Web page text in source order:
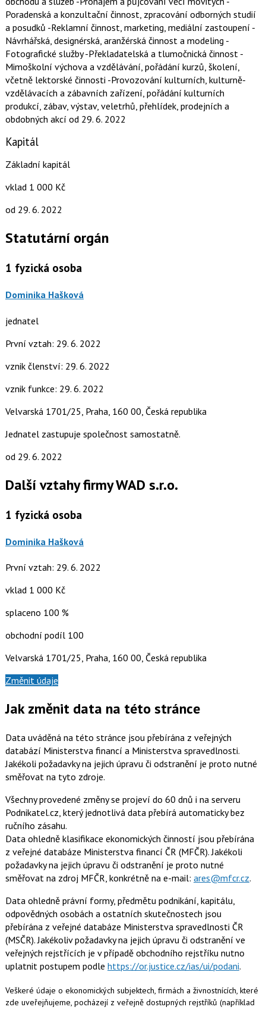
Poradenská a konzultační činnost, zpracování odborných studií
a posudků -Reklamní činnost, marketing, mediální zastoupení -
Návrhářská, designérská, aranžérská činnost a modeling -
Fotografické služby -Překladatelská a tlumočnická činnost -
Mimoškolní výchova a vzdělávání, pořádání kurzů, školení,
včetně lektorské činnosti -Provozování kulturních, kulturně-
vzdělávacích a zábavních zařízení, pořádání kulturních
produkcí, zábav, výstav, veletrhů, přehlídek, prodejních a
obdobných akcí od 29. 6. 2022
Kapitál
Základní kapitál
vklad 1 000 Kč
od 29. 6. 2022
Statutární orgán
1 fyzická osoba
Dominika Hašková
jednatel
První vztah: 29. 6. 2022
vznik členství: 29. 6. 2022
vznik funkce: 29. 6. 2022
Velvarská 1701/25, Praha, 160 00, Česká republika
Jednatel zastupuje společnost samostatně.
od 29. 6. 2022
Další vztahy firmy WAD s.r.o.
1 fyzická osoba
Dominika Hašková
První vztah: 29. 6. 2022
vklad 1 000 Kč
splaceno 100 %
obchodní podíl 100
Velvarská 1701/25, Praha, 160 00, Česká republika
Změnit údaje
Jak změnit data na této stránce
Data uváděná na této stránce jsou přebírána z veřejných
databází Ministerstva financí a Ministerstva spravedlnosti.
Jakékoli požadavky na jejich úpravu či odstranění je proto nutné
směřovat na tyto zdroje.
Všechny provedené změny se projeví do 60 dnů i na serveru
Podnikatel.cz, který jednotlivá data přebírá automaticky bez
ručního zásahu.
Data ohledně klasifikace ekonomických činností jsou přebírána
z veřejné databáze Ministerstva financí ČR (MFČR). Jakékoli
požadavky na jejich úpravu či odstranění je proto nutné
směřovat na zdroj MFČR, konkrétně na e-mail: ares@mfcr.cz.
Data ohledně právní formy, předmětu podnikání, kapitálu,
odpovědných osobách a ostatních skutečnostech jsou
přebírána z veřejné databáze Ministerstva spravedlnosti ČR
(MSČR). Jakékoliv požadavky na jejich úpravu či odstranění ve
veřejných rejstřících je v případě obchodního rejstříku nutno
uplatnit postupem podle https://or.justice.cz/ias/ui/podani.
Veškeré údaje o ekonomických subjektech, firmách a živnostnících, které
zde uveřejňujeme, pocházejí z veřejně dostupných rejstříků (například